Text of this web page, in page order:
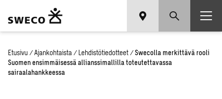
Etusivu / Ajankohtaista / Lehdistötiedotteet / Swecolla merkittävä rooli
Suomen ensimmäisessä allianssimallilla toteutettavassa
sairaalahankkeessa